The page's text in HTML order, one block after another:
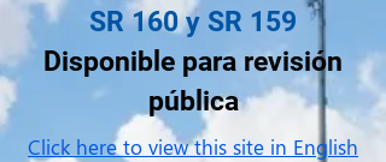
SR 160 y SR 159
Disponible para revisión
pública
Click here to view this site in English